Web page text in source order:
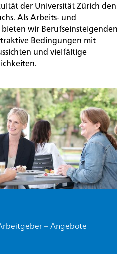
der Universität Zürich den
Als Arbeits- und
wir Berufseinsteigenden
Bedingungen mit
und vielfältige
– Angebote